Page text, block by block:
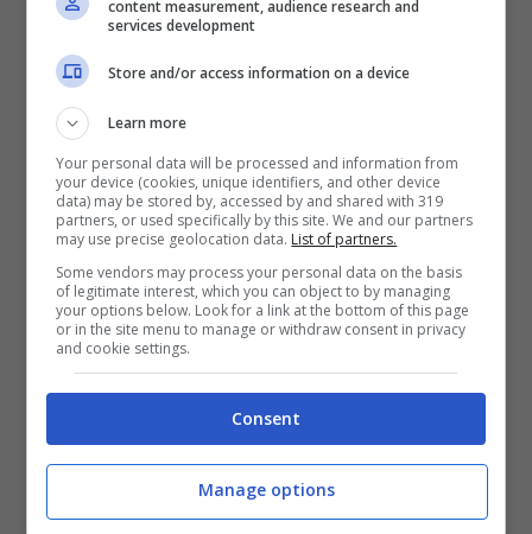
SuRete4alle 21.10 continua
l’approfondimento giornalistico di
, con Salvo Sottile e Sabrina
Sampini. Alle 23.55 segue il film thriller
con Kyle McLachlan e Isabella Rossellini
intitolatoVelluto Blu.
SuItalia1 alle 21.10 il film d’azione con
Steven Seagal in prima visione intitolato
True Justice – Stato Di Guerra.
serata alle 23.00 gli ultimi episodi del
telefilmNikita.
content measurement, audience research and
services development
Store and/or access information on a device
Learn more
Your personal data will be processed and information from
your device (cookies, unique identifiers, and other device
data) may be stored by, accessed by and shared with 319
partners, or used specifically by this site. We and our partners
may use precise geolocation data. List of partners.
Some vendors may process your personal data on the basis
of legitimate interest, which you can object to by managing
your options below. Look for a link at the bottom of this page
or in the site menu to manage or withdraw consent in privacy
and cookie settings.
Consent
Manage options